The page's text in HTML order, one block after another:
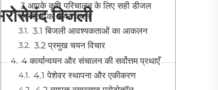
बिजली
3 आपके कृषि परिचालन के लिए सही डीजल
जनरेटर का चयन करना
3.1 बिजली आवश्यकताओं का आकलन
3.2 प्रमुख चयन विचार
4 कार्यान्वयन और संचालन की सर्वोत्तम प्रथाएँ
4.1 पेशेवर स्थापना और एकीकरण